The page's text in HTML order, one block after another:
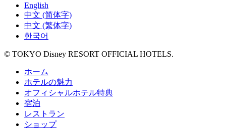
English
中文 (简体字)
中文 (繁体字)
한국어
© TOKYO Disney RESORT OFFICIAL HOTELS.
ホーム
ホテルの魅力
オフィシャルホテル特典
宿泊
レストラン
ショップ